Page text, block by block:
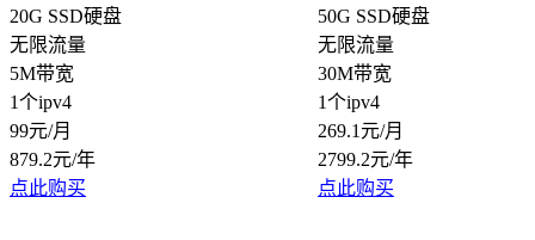
20G SSD硬盘
50G SSD硬盘
无限流量
无限流量
5M带宽
30M带宽
1个ipv4
1个ipv4
99元/月
269.1元/月
879.2元/年
2799.2元/年
点此购买
点此购买